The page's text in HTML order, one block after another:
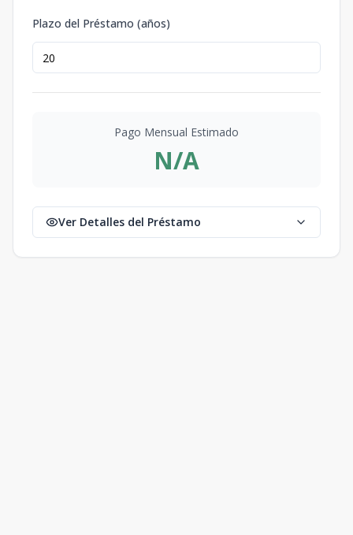
Plazo del Préstamo (años)
Pago Mensual Estimado
N/A
Ver Detalles del Préstamo